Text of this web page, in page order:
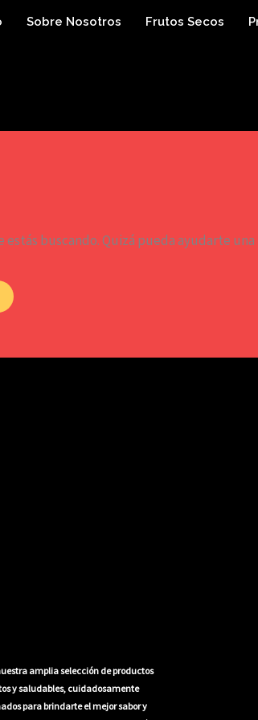
Sobre Nosotros Frutos Secos
buscando. Quizá pueda ayudarte
amplia selección de productos
y saludables, cuidadosamente
para brindarte el mejor sabor y